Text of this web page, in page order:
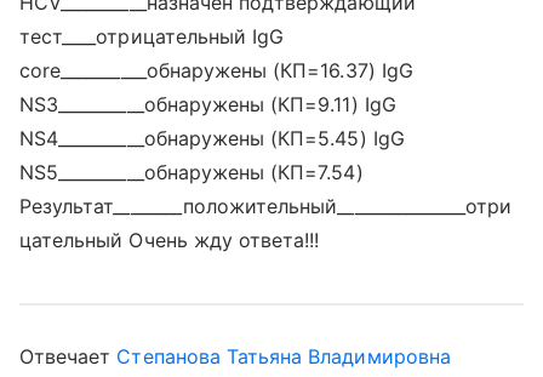
тест____отрицательный IgG
core__________обнаружены (КП=16.37) IgG
NS3__________обнаружены (КП=9.11) IgG
NS4__________обнаружены (КП=5.45) IgG
NS5__________обнаружены (КП=7.54)
Результат________положительный_______________отри
цательный Очень жду ответа!!!
Отвечает Степанова Татьяна Владимировна